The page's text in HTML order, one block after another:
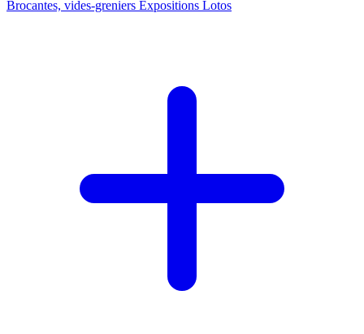
Brocantes, vides-greniers Expositions Lotos